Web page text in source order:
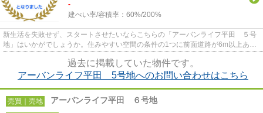
-
建ぺい率/容積率： 60%/200%
新生活を失敗せず、スタートさせたいならこちらの「アーバンライフ平田 ５号
地」はいかがでしょうか。住みやすい空間の条件の1つに前面道路が6m以上ある
過去に掲載していた物件です。
アーバンライフ平田 5号地へのお問い合わせはこちら
売買｜売地 アーバンライフ平田 ６号地